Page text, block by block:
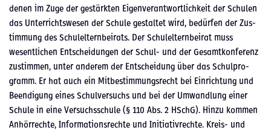
denen im Zuge der gestärk­ten Eigen­ver­ant­wortlichkeit der Schulen
das Unter­richtswe­sen der Schule gestal­tet wird, bedür­fen der Zus­
tim­mung des Schulel­tern­beirats. Der Schulel­tern­beirat muss
wesentlichen Entschei­dun­gen der Schul- und der Gesamtkon­ferenz
zus­tim­men, unter anderem der Entschei­dung über das Schul­pro­
gramm. Er hat auch ein Mitbes­tim­mungsrecht bei Ein­rich­tung und
Beendi­gung eines Schul­ver­suchs und bei der Umwand­lung ein­er
Schule in eine Ver­suchss­chule (§ 110 Abs. 2 HSchG). Hinzu kom­men
Anhör­rechte, Infor­ma­tion­srechte und Ini­tia­tivrechte. Kreis- und